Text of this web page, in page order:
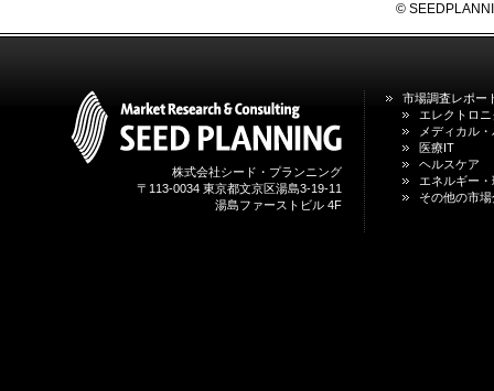
1月31日、「DXが加速するMCI・
認知症ケア支援サービスの現状と
今後の方向性 」を発刊しました。
1月13日、「営業支援DXにおける
名刺管理サービスの最新動向2026
©
株式会社シード・プランニング
〒113-0034 東京都文京区湯島3-19-11
湯島ファーストビル 4F
市場調査レポー
エレクトロ
メディカル
医療IT
ヘルスケア
エネルギー
その他の市